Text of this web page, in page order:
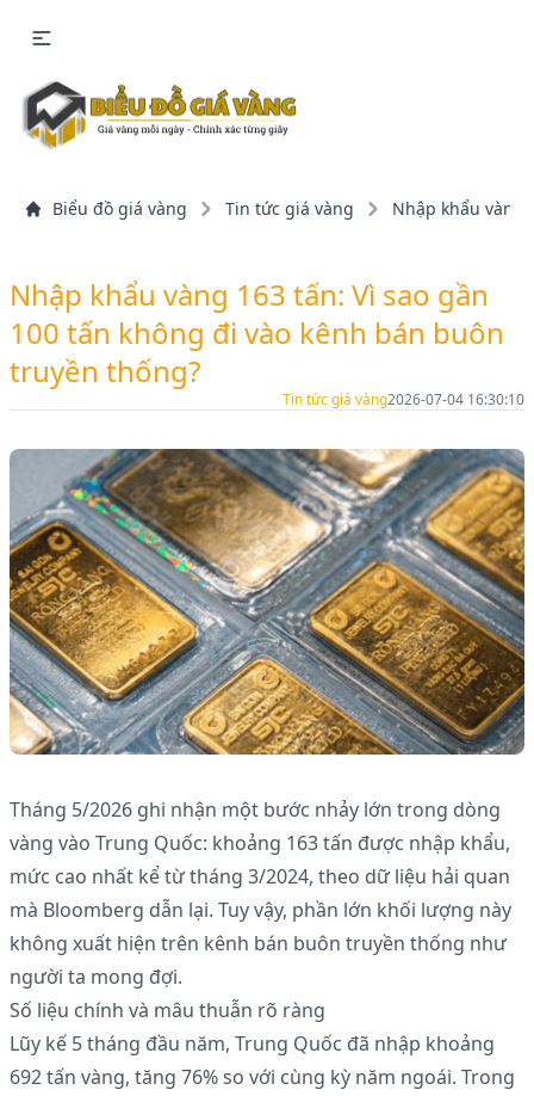
Biểu đồ giá vàng Tin tức giá vàng Nhập khẩu vàng
Nhập khẩu vàng 163 tấn: Vì sao gần
100 tấn không đi vào kênh bán buôn
truyền thống?
Tin tức giá vàng2026-07-04 16:30:10
Tháng 5/2026 ghi nhận một bước nhảy lớn trong dòng
vàng vào Trung Quốc: khoảng 163 tấn được nhập khẩu,
mức cao nhất kể từ tháng 3/2024, theo dữ liệu hải quan
mà Bloomberg dẫn lại. Tuy vậy, phần lớn khối lượng này
không xuất hiện trên kênh bán buôn truyền thống như
người ta mong đợi.
Số liệu chính và mâu thuẫn rõ ràng
Lũy kế 5 tháng đầu năm, Trung Quốc đã nhập khoảng
692 tấn vàng, tăng 76% so với cùng kỳ năm ngoái. Trong